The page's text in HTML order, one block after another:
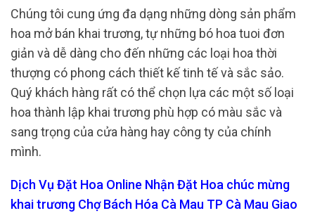
Chúng tôi cung ứng đa dạng những dòng sản phẩm
hoa mở bán khai trương, tự những bó hoa tuoi đơn
giản và dễ dàng cho đến những các loại hoa thời
thượng có phong cách thiết kế tinh tế và sắc sảo.
Quý khách hàng rất có thể chọn lựa các một số loại
hoa thành lập khai trương phù hợp có màu sắc và
sang trọng của cửa hàng hay công ty của chính
mình.
Dịch Vụ Đặt Hoa Online Nhận Đặt Hoa chúc mừng
khai trương Chợ Bách Hóa Cà Mau TP Cà Mau Giao